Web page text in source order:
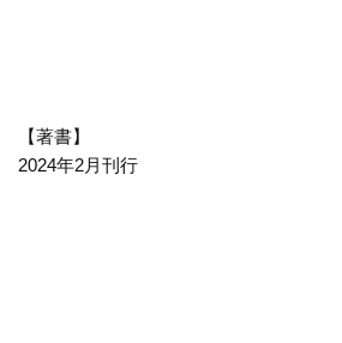
【著書】
2024年2月刊行